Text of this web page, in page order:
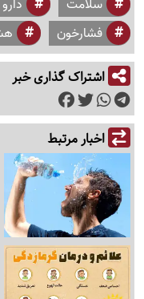
سلامت دارو
فشارخون
اشتراک گذاری خبر
اخبار مرتبط